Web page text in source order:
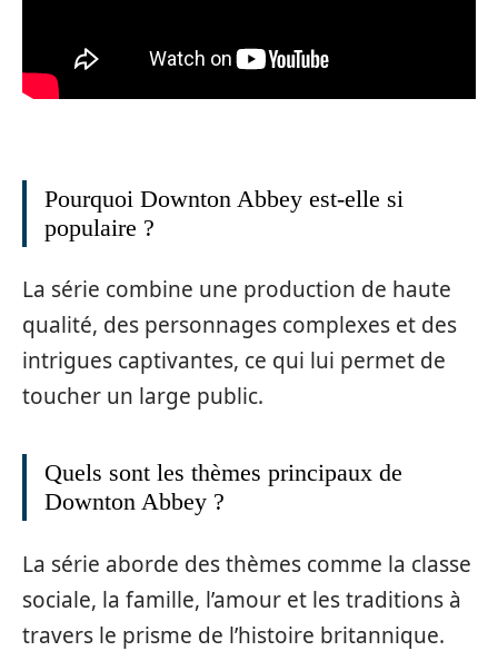
Pourquoi Downton Abbey est-elle si
populaire ?
La série combine une production de haute
qualité, des personnages complexes et des
intrigues captivantes, ce qui lui permet de
toucher un large public.
Quels sont les thèmes principaux de
Downton Abbey ?
La série aborde des thèmes comme la classe
sociale, la famille, l’amour et les traditions à
travers le prisme de l’histoire britannique.